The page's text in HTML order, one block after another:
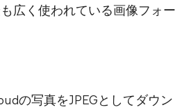
広く使われている画像フォー
の写真をJPEGとしてダウン